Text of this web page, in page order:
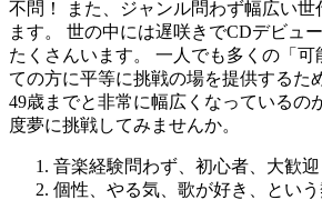
不問！ また、ジャンル問わず幅広い世
ます。 世の中には遅咲きでCDデビュ
たくさんいます。 一人でも多くの「可
ての方に平等に挑戦の場を提供するた
49歳までと非常に幅広くなっているの
度夢に挑戦してみませんか。
音楽経験問わず、初心者、大歓迎
個性、やる気、歌が好き、とい